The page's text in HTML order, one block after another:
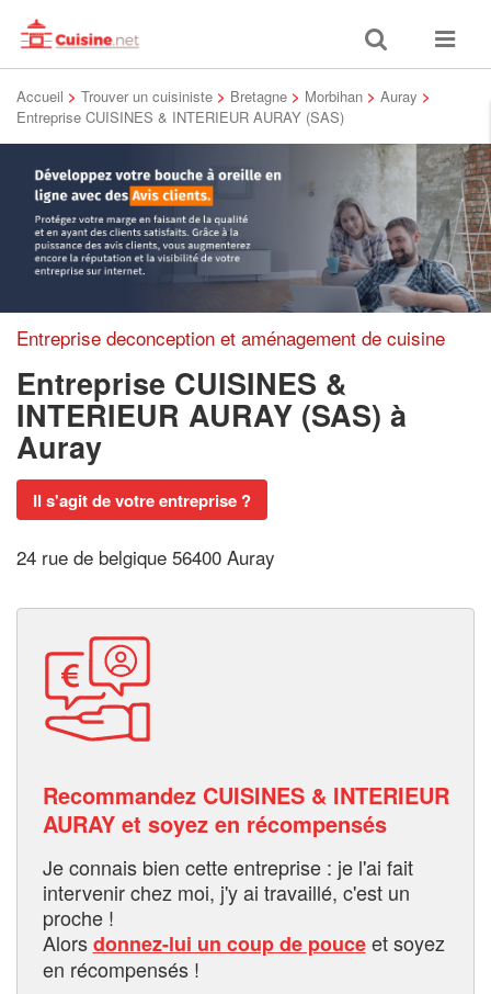
Toggle
search
Toggle
Accueil > Trouver un cuisiniste > Bretagne > Morbihan > Auray >
Entreprise CUISINES & INTERIEUR AURAY (SAS)
Entreprise deconception et aménagement de cuisine
Entreprise CUISINES &
INTERIEUR AURAY (SAS) à
Auray
Il s'agit de votre entreprise ?
24 rue de belgique 56400 Auray
Recommandez CUISINES & INTERIEUR
AURAY et soyez en récompensés
Je connais bien cette entreprise : je l'ai fait
intervenir chez moi, j'y ai travaillé, c'est un
proche !
Alorsdonnez-lui un coup de pouceet soyez
en récompensés !